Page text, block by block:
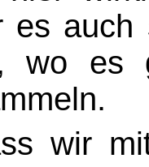
es auch
wo es
wir